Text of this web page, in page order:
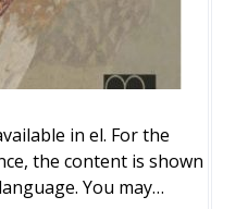
in el. For the
the content is shown
You may…